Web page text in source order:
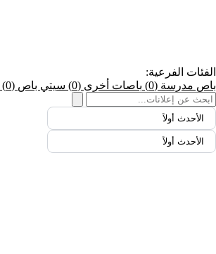
الفئات الفرعية:
باص مدرسة (0) باصات أخرى (0) سيتي باص (0)
الأحدث أولاً
الأحدث أولاً